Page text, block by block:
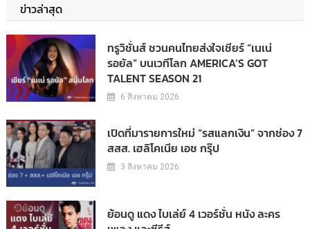
ข่าวล่าสุด
ทรูวิชั่นส์ ชวนคนไทยส่งใจเชียร์ “เนเน่
รอยัล” บนเวทีโลก AMERICA’S GOT
TALENT SEASON 21
6 สิงหาคม 2026
เปิดที่มารายการใหม่ “รสแลกเงิน” จากช่อง 7
สสส. เฮลิโคเนีย เอช กรุ๊ป
3 สิงหาคม 2026
ย้อนดู แดง ไบเล่ย์ 4 เวอร์ชั่น หนัง ละคร